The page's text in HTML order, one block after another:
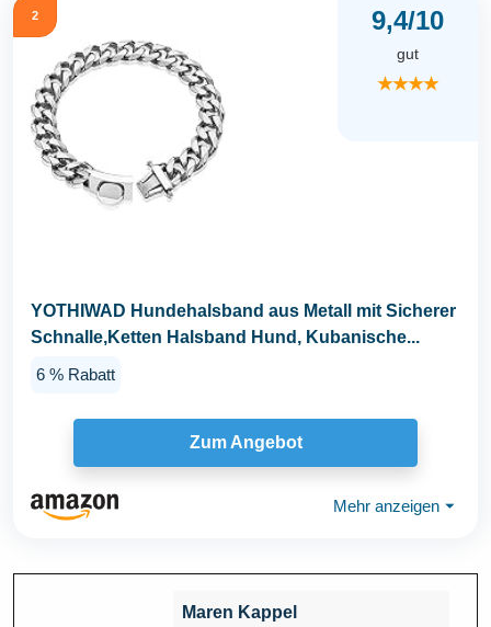
2 9,4/10
gut
★★★★
YOTHIWAD Hundehalsband aus Metall mit Sicherer
Schnalle,Ketten Halsband Hund, Kubanische...
6 % Rabatt
Zum Angebot
Mehr anzeigen ⏷
Maren Kappel